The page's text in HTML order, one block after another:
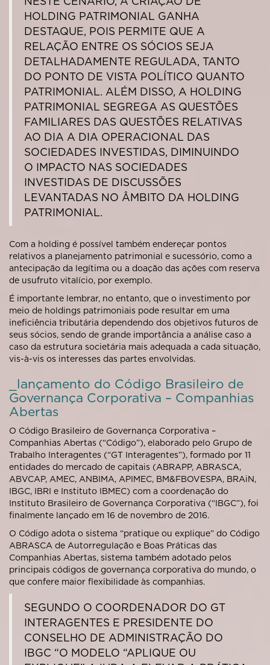
HOLDING PATRIMONIAL GANHA
DESTAQUE, POIS PERMITE QUE A
RELAÇÃO ENTRE OS SÓCIOS SEJA
DETALHADAMENTE REGULADA, TANTO
DO PONTO DE VISTA POLÍTICO QUANTO
PATRIMONIAL. ALÉM DISSO, A HOLDING
PATRIMONIAL SEGREGA AS QUESTÕES
FAMILIARES DAS QUESTÕES RELATIVAS
AO DIA A DIA OPERACIONAL DAS
SOCIEDADES INVESTIDAS, DIMINUINDO
O IMPACTO NAS SOCIEDADES
INVESTIDAS DE DISCUSSÕES
LEVANTADAS NO ÂMBITO DA HOLDING
PATRIMONIAL.
Com a holding é possível também endereçar pontos
relativos a planejamento patrimonial e sucessório, como a
antecipação da legítima ou a doação das ações com reserva
de usufruto vitalício, por exemplo.
É importante lembrar, no entanto, que o investimento por
meio de holdings patrimoniais pode resultar em uma
ineficiência tributária dependendo dos objetivos futuros de
seus sócios, sendo de grande importância a análise caso a
caso da estrutura societária mais adequada a cada situação,
vis-à-vis os interesses das partes envolvidas.
_lançamento do Código Brasileiro de
Governança Corporativa – Companhias
Abertas
O Código Brasileiro de Governança Corporativa –
Companhias Abertas (“Código”), elaborado pelo Grupo de
Trabalho Interagentes (“GT Interagentes”), formado por 11
entidades do mercado de capitais (ABRAPP, ABRASCA,
ABVCAP, AMEC, ANBIMA, APIMEC, BM&FBOVESPA, BRAiN,
IBGC, IBRI e Instituto IBMEC) com a coordenação do
Instituto Brasileiro de Governança Corporativa (“IBGC”), foi
finalmente lançado em 16 de novembro de 2016.
O Código adota o sistema “pratique ou explique” do Código
ABRASCA de Autorregulação e Boas Práticas das
Companhias Abertas, sistema também adotado pelos
principais códigos de governança corporativa do mundo, o
que confere maior flexibilidade às companhias.
SEGUNDO O COORDENADOR DO GT
INTERAGENTES E PRESIDENTE DO
CONSELHO DE ADMINISTRAÇÃO DO
IBGC “O MODELO “APLIQUE OU